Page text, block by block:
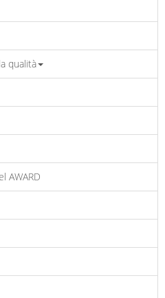
qualità
AWARD